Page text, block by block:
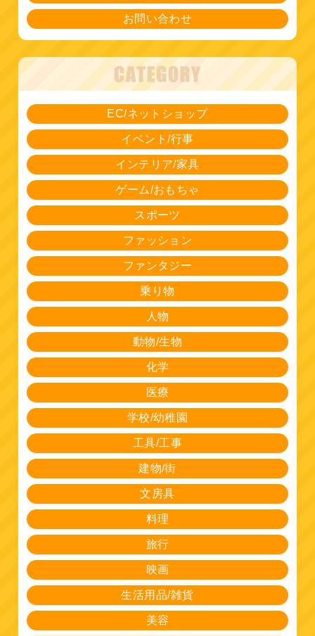
お問い合わせ
EC/ネットショップ
イベント/行事
インテリア/家具
ゲーム/おもちゃ
スポーツ
ファッション
ファンタジー
乗り物
人物
動物/生物
化学
医療
学校/幼稚園
工具/工事
建物/街
文房具
料理
旅行
映画
生活用品/雑貨
美容